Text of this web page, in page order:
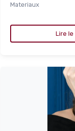
Materiaux
Lire